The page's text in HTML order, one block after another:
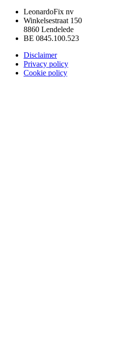
LeonardoFix nv
Winkelsestraat 150
8860 Lendelede
BE 0845.100.523
Disclaimer
Privacy policy
Cookie policy